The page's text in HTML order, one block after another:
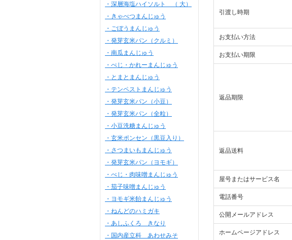
・深層海塩ハイソルト （ 大）
・きゃべつまんじゅう
・ごぼうまんじゅう
・発芽玄米パン（クルミ）
・南瓜まんじゅう
・べじ・かれーまんじゅう
・とまとまんじゅう
・テンペストまんじゅう
・発芽玄米パン（小豆）
・発芽玄米パン（全粒）
・小豆洗糖まんじゅう
・玄米ポンセン（黒豆入り）
・さつまいもまんじゅう
・発芽玄米パン（ヨモギ）
・べじ・肉味噌まんじゅう
・茄子味噌まんじゅう
・ヨモギ米飴まんじゅう
・ねんどのハミガキ
・あしふくろ きなり
・国内産立科 あわせみそ
引渡し時期
お支払い方法
お支払い期限
返品期限
返品送料
屋号またはサービス名
電話番号
公開メールアドレス
ホームページアドレス